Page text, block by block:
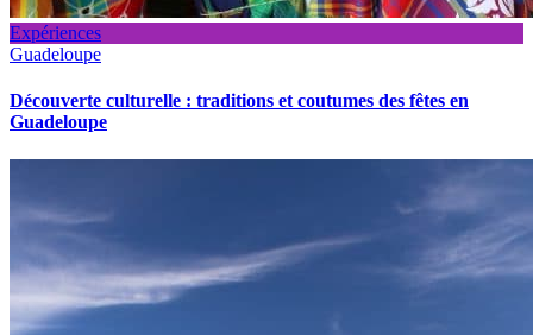
Expériences
Guadeloupe
Découverte culturelle : traditions et coutumes des fêtes en
Guadeloupe